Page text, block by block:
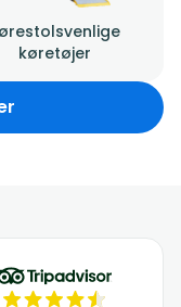
køretøjer